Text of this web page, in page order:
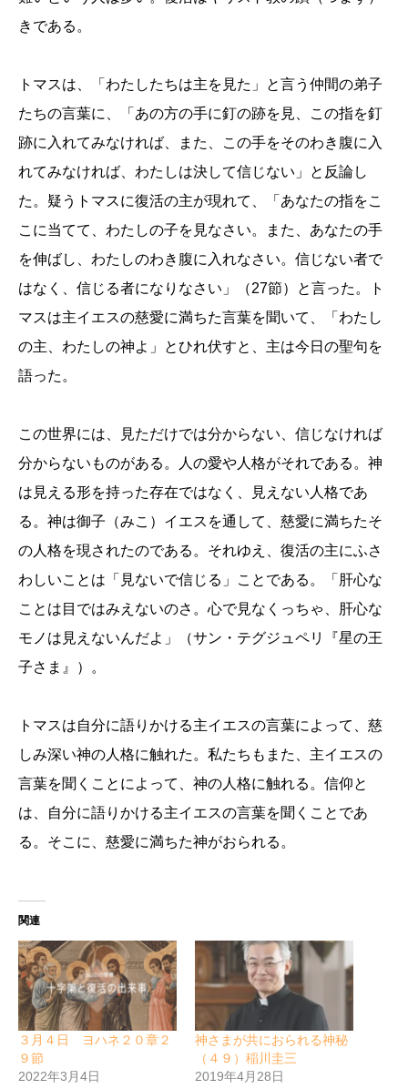
きである。
トマスは、「わたしたちは主を見た」と言う仲間の弟子
たちの言葉に、「あの方の手に釘の跡を見、この指を釘
跡に入れてみなければ、また、この手をそのわき腹に入
れてみなければ、わたしは決して信じない」と反論し
た。疑うトマスに復活の主が現れて、「あなたの指をこ
こに当てて、わたしの子を見なさい。また、あなたの手
を伸ばし、わたしのわき腹に入れなさい。信じない者で
はなく、信じる者になりなさい」（27節）と言った。ト
マスは主イエスの慈愛に満ちた言葉を聞いて、「わたし
の主、わたしの神よ」とひれ伏すと、主は今日の聖句を
語った。
この世界には、見ただけでは分からない、信じなければ
分からないものがある。人の愛や人格がそれである。神
は見える形を持った存在ではなく、見えない人格であ
る。神は御子（みこ）イエスを通して、慈愛に満ちたそ
の人格を現されたのである。それゆえ、復活の主にふさ
わしいことは「見ないで信じる」ことである。「肝心な
ことは目ではみえないのさ。心で見なくっちゃ、肝心な
モノは見えないんだよ」（サン・テグジュペリ『星の王
子さま』）。
トマスは自分に語りかける主イエスの言葉によって、慈
しみ深い神の人格に触れた。私たちもまた、主イエスの
言葉を聞くことによって、神の人格に触れる。信仰と
は、自分に語りかける主イエスの言葉を聞くことであ
る。そこに、慈愛に満ちた神がおられる。
関連
３月４日 ヨハネ２０章２
９節
2022年3月4日
神さまが共におられる神秘
（４９）稲川圭三
2019年4月28日